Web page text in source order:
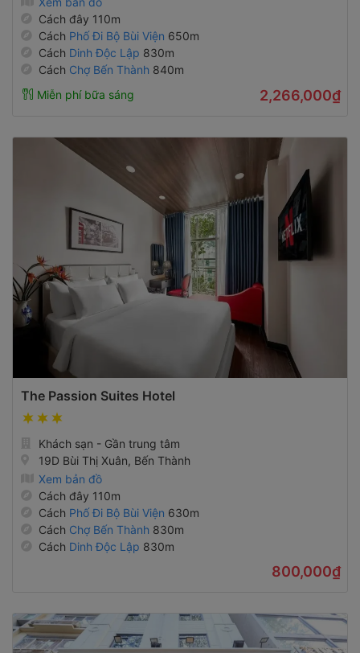
Cách đây 110m
Cách Phố Đi Bộ Bùi Viện 650m
Cách Dinh Độc Lập 830m
Cách Chợ Bến Thành 840m
Miễn phí bữa sáng
2,266,000₫
The Passion Suites Hotel
Khách sạn - Gần trung tâm
19D Bùi Thị Xuân, Bến Thành
Xem bản đồ
Cách đây 110m
Cách Phố Đi Bộ Bùi Viện 630m
Cách Chợ Bến Thành 830m
Cách Dinh Độc Lập 830m
800,000₫